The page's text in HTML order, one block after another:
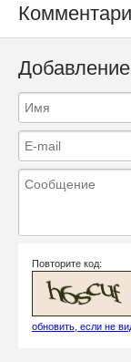
Повторите код:
обновить, если не